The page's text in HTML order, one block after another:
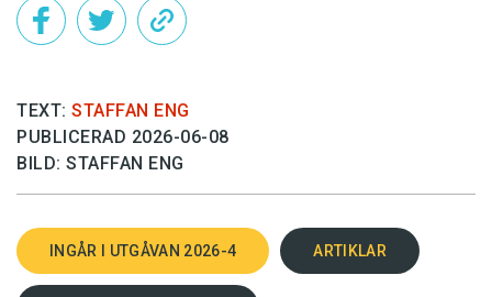
TEXT: STAFFAN ENG
PUBLICERAD 2026-06-08
BILD: STAFFAN ENG
INGÅR I UTGÅVAN 2026-4 ARTIKLAR